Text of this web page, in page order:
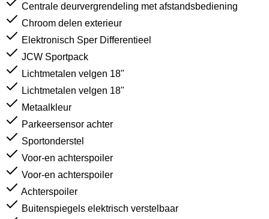
Centrale deurvergrendeling met afstandsbediening
Chroom delen exterieur
Elektronisch Sper Differentieel
JCW Sportpack
Lichtmetalen velgen 18"
Lichtmetalen velgen 18"
Metaalkleur
Parkeersensor achter
Sportonderstel
Voor-en achterspoiler
Voor-en achterspoiler
Achterspoiler
Buitenspiegels elektrisch verstelbaar